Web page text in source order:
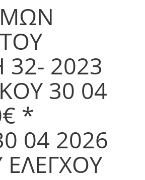
2023
30 04
*
04 2026